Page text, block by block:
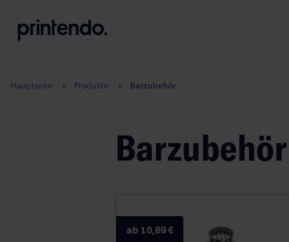
A
Hauptseite Produkte Barzubehör
Barzubehör
ab 10,89 €